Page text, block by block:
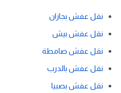
نقل عفش بجازان
نقل عفش بيش
نقل عفش صامطة
نقل عفش بالدرب
نقل عفش بصبيا